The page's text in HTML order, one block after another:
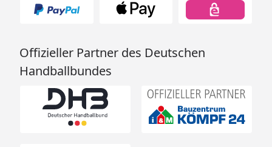
Offizieller Partner des Deutschen
Handballbundes